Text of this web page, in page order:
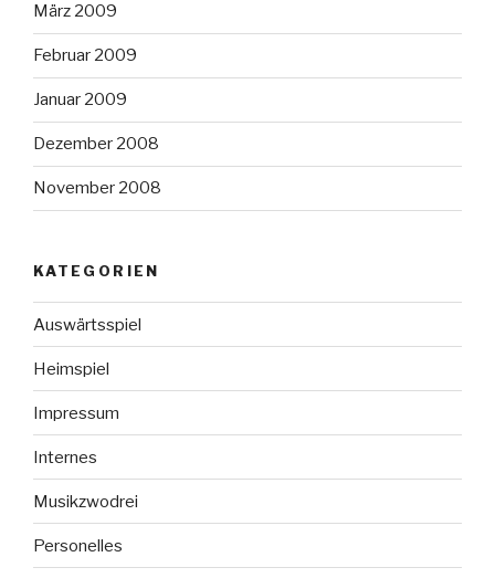
März 2009
Februar 2009
Januar 2009
Dezember 2008
November 2008
KATEGORIEN
Auswärtsspiel
Heimspiel
Impressum
Internes
Musikzwodrei
Personelles